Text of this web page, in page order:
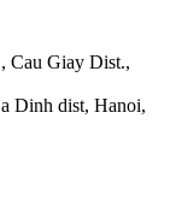
Cau Giay Dist.,
Dinh dist, Hanoi,